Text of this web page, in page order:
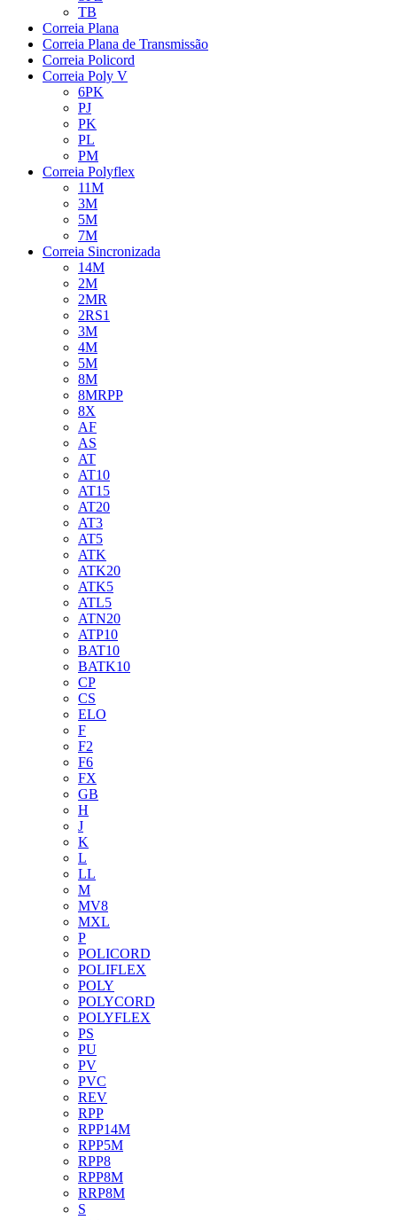
TB
Correia Plana
Correia Plana de Transmissão
Correia Policord
Correia Poly V
6PK
PJ
PK
PL
PM
Correia Polyflex
11M
3M
5M
7M
Correia Sincronizada
14M
2M
2MR
2RS1
3M
4M
5M
8M
8MRPP
8X
AF
AS
AT
AT10
AT15
AT20
AT3
AT5
ATK
ATK20
ATK5
ATL5
ATN20
ATP10
BAT10
BATK10
CP
CS
ELO
F
F2
F6
FX
GB
H
J
K
L
LL
M
MV8
MXL
P
POLICORD
POLIFLEX
POLY
POLYCORD
POLYFLEX
PS
PU
PV
PVC
REV
RPP
RPP14M
RPP5M
RPP8
RPP8M
RRP8M
S